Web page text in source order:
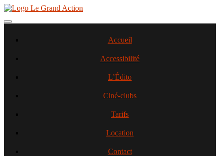
Aller
contenu
Toggle navigation
Accueil
Accessibilité
L’Édito
Ciné-clubs
Tarifs
Location
Contact